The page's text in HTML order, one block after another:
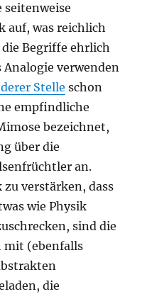
seitenweise
auf, was reichlich
Begriffe ehrlich
verwenden
Stelle schon
empfindliche
bezeichnet,
über die
an.
verstärken, dass
wie Physik
sind die
mit (ebenfalls
die